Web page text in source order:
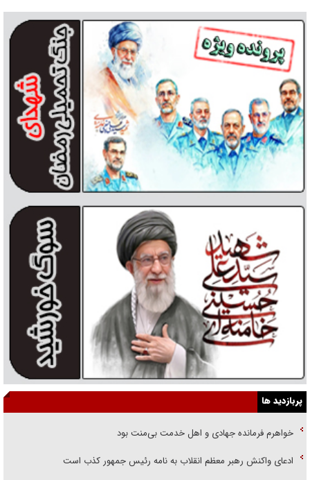
پربازدید ها
خواهرم فرمانده جهادی و اهل خدمت بی‌منت بود
ادعای واکنش رهبر معظم انقلاب به نامه رئیس جمهور کذب است